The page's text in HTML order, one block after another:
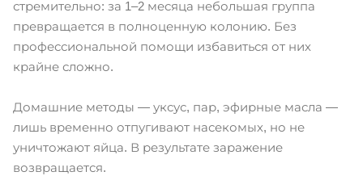
стремительно: за 1–2 месяца небольшая группа
превращается в полноценную колонию. Без
профессиональной помощи избавиться от них
крайне сложно.
Домашние методы — уксус, пар, эфирные масла —
лишь временно отпугивают насекомых, но не
уничтожают яйца. В результате заражение
возвращается.